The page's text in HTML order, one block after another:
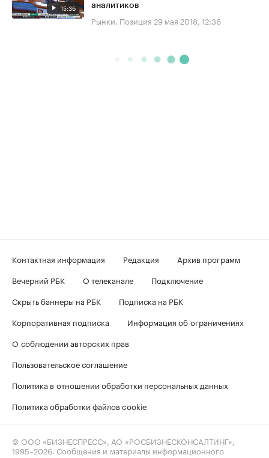
15:36
аналитиков
Рынки. Позиция 29 мая 2018, 12:36
Контактная информация Редакция
Архив программ
Вечерний РБК
О телеканале
Подключение
Скрыть баннеры на РБК
Подписка на РБК
Корпоративная подписка
Информация об ограничениях
О соблюдении авторских прав
Пользовательское соглашение
Политика в отношении обработки персональных данных
Политика обработки файлов cookie
© ООО «БИЗНЕСПРЕСС», АО «РОСБИЗНЕСКОНСАЛТИНГ»,
1995–2026 . Сообщения и материалы информационного